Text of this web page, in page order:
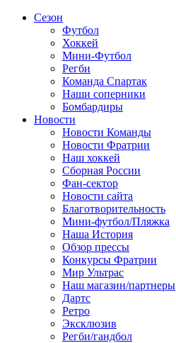
Сезон
Футбол
Хоккей
Мини-Футбол
Регби
Команда Спартак
Наши соперники
Бомбардиры
Новости
Новости Команды
Новости Фратрии
Наш хоккей
Сборная России
Фан-cектор
Новости сайта
Благотворительность
Мини-футбол/Пляжка
Наша История
Обзор прессы
Конкурсы Фратрии
Мир Ультрас
Наш магазин/партнеры
Дартс
Ретро
Эксклюзив
Регби/гандбол